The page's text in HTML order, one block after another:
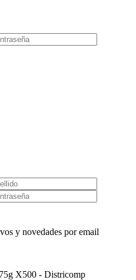
y novedades por email